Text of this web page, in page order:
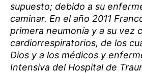
supuesto; debido a su
caminar. En el año 2011
primera neumonía y a su vez
cardiorrespiratorios, de los
Dios y a los médicos y
Intensiva del Hospital de